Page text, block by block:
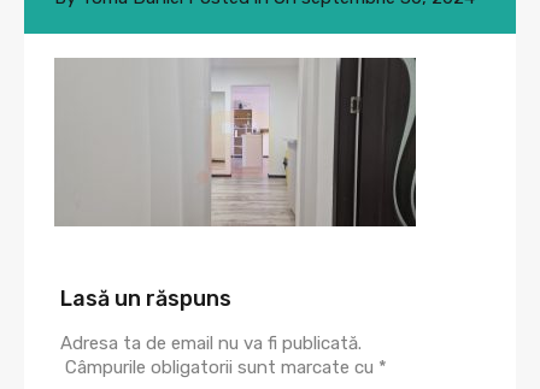
Lasă un răspuns
Adresa ta de email nu va fi publicată.
Câmpurile obligatorii sunt marcate cu *